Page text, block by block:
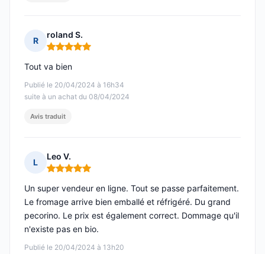
R
roland S.
Note : 5 sur 5
Publié le 20/04/2024 à 16h34
suite à un achat du 08/04/2024
Tout va bien
Avis traduit
L
Leo V.
Note : 5 sur 5
Publié le 20/04/2024 à 13h20
Un super vendeur en ligne. Tout se passe parfaitement.
Le fromage arrive bien emballé et réfrigéré. Du grand
pecorino. Le prix est également correct. Dommage qu'il
n'existe pas en bio.